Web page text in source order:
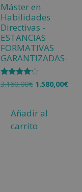
Máster en
Habilidades
Directivas -
ESTANCIAS
FORMATIVAS
GARANTIZADAS-
Valorado
con
3.160,00€ 1.580,00€
Añadir al
carrito